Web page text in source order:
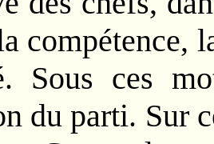
compétence,
Sous ces
du parti. Sur